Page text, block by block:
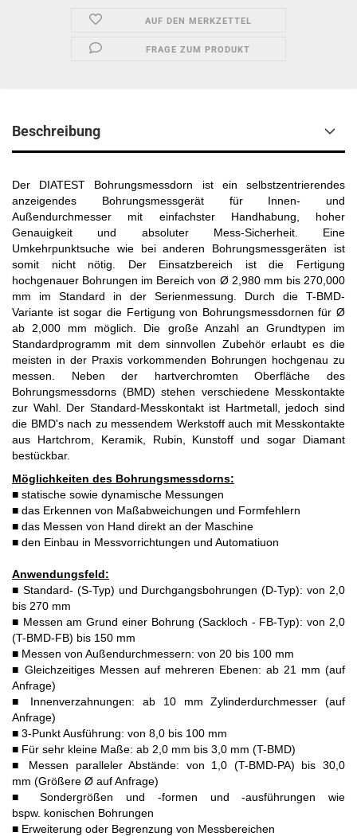
AUF DEN MERKZETTEL
FRAGE ZUM PRODUKT
Beschreibung
Der DIATEST Bohrungsmessdorn ist ein selbstzentrierendes
anzeigendes Bohrungsmessgerät für Innen- und
Außendurchmesser mit einfachster Handhabung, hoher
Genauigkeit und absoluter Mess-Sicherheit. Eine
Umkehrpunktsuche wie bei anderen Bohrungsmessgeräten ist
somit nicht nötig. Der Einsatzbereich ist die Fertigung
hochgenauer Bohrungen im Bereich von Ø 2,980 mm bis 270,000
mm im Standard in der Serienmessung. Durch die T-BMD-
Variante ist sogar die Fertigung von Bohrungsmessdornen für Ø
ab 2,000 mm möglich. Die große Anzahl an Grundtypen im
Standardprogramm mit dem sinnvollen Zubehör erlaubt es die
meisten in der Praxis vorkommenden Bohrungen hochgenau zu
messen. Neben der hartverchromten Oberfläche des
Bohrungsmessdorns (BMD) stehen verschiedene Messkontakte
zur Wahl. Der Standard-Messkontakt ist Hartmetall, jedoch sind
die BMD's nach zu messendem Werkstoff auch mit Messkontakte
aus Hartchrom, Keramik, Rubin, Kunstoff und sogar Diamant
bestückbar.
Möglichkeiten des Bohrungsmessdorns:
■ statische sowie dynamische Messungen
■ das Erkennen von Maßabweichungen und Formfehlern
■ das Messen von Hand direkt an der Maschine
■ den Einbau in Messvorrichtungen und Automatiuon
Anwendungsfeld:
■ Standard- (S-Typ) und Durchgangsbohrungen (D-Typ): von 2,0
bis 270 mm
■ Messen am Grund einer Bohrung (Sackloch - FB-Typ): von 2,0
(T-BMD-FB) bis 150 mm
■ Messen von Außendurchmessern: von 20 bis 100 mm
■ Gleichzeitiges Messen auf mehreren Ebenen: ab 21 mm (auf
Anfrage)
■ Innenverzahnungen: ab 10 mm Zylinderdurchmesser (auf
Anfrage)
■ 3-Punkt Ausführung: von 8,0 bis 100 mm
■ Für sehr kleine Maße: ab 2,0 mm bis 3,0 mm (T-BMD)
■ Messen paralleler Abstände: von 1,0 (T-BMD-PA) bis 30,0
mm (Größere Ø auf Anfrage)
■ Sondergrößen und -formen und -ausführungen wie
bspw. konischen Bohrungen
■ Erweiterung oder Begrenzung von Messbereichen